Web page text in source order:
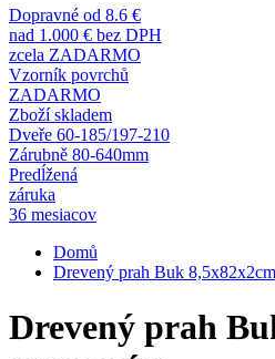
Dopravné od 8.6 €
nad 1.000 € bez DPH
zcela ZADARMO
Vzorník povrchů
ZADARMO
Zboží skladem
Dveře 60-185/197-210
Zárubně 80-640mm
Predĺžená
záruka
36 mesiacov
Domů
Drevený prah Buk
Drevený prah